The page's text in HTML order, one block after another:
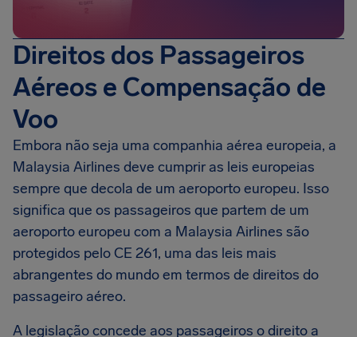
Direitos dos Passageiros
Aéreos e Compensação de
Voo
Embora não seja uma companhia aérea europeia, a
Malaysia Airlines deve cumprir as leis europeias
sempre que decola de um aeroporto europeu. Isso
significa que os passageiros que partem de um
aeroporto europeu com a Malaysia Airlines são
protegidos pelo CE 261, uma das leis mais
abrangentes do mundo em termos de direitos do
passageiro aéreo.
A legislação concede aos passageiros o direito a